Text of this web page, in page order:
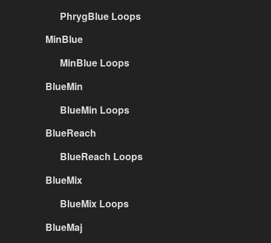
PhrygBlue Loops
MinBlue
MinBlue Loops
BlueMin
BlueMin Loops
BlueReach
BlueReach Loops
BlueMix
BlueMix Loops
BlueMaj